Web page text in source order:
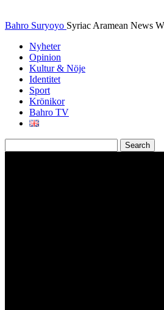
Bahro Suryoyo Syriac Aramean News
Nyheter
Opinion
Kultur & Nöje
Identitet
Sport
Krönikor
Bahro TV